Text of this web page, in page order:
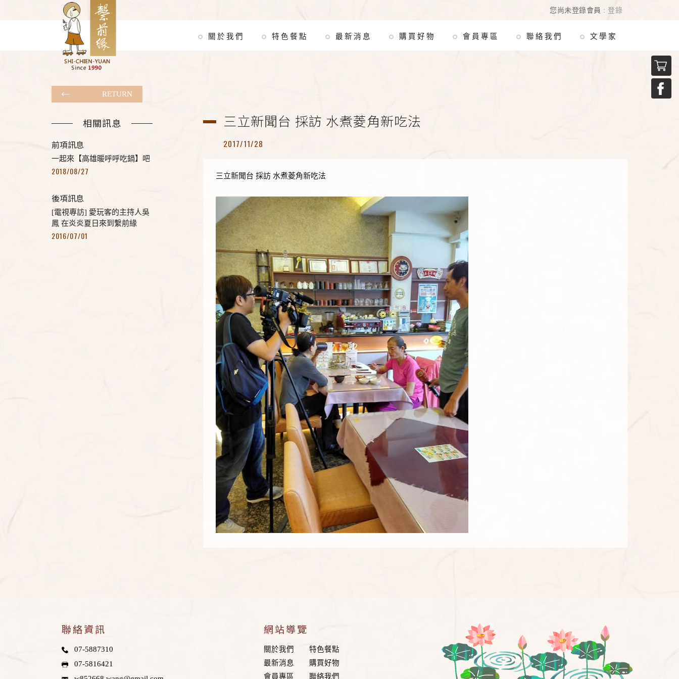
關於我們 特色餐點 最新消息 購買好物 會員專區 聯絡我們 文學家
您尚未登錄會員 : 登錄
RETURN
相關訊息
前項訊息
一起來【高雄暖呼呼吃鍋】吧
2018/08/27
後項訊息
[電視專訪] 愛玩客的主持人吳
鳳 在炎炎夏日來到繫前緣
2016/07/01
三立新聞台 採訪 水煮菱角新吃法
2017/11/28
三立新聞台 採訪 水煮菱角新吃法
聯絡資訊
07-5887310
07-5816421
網站導覽
關於我們
特色餐點
最新消息
購買好物
會員專區
聯絡我們